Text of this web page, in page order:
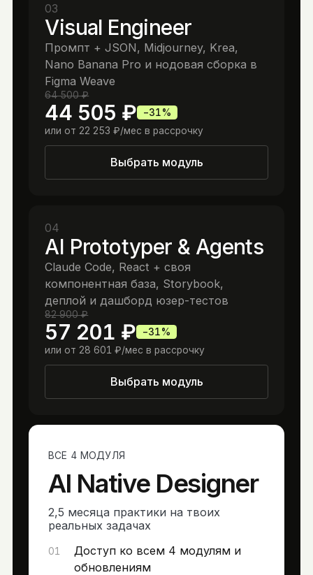
03
Visual Engineer
Промпт + JSON, Midjourney, Krea,
Nano Banana Pro и нодовая сборка в
Figma Weave
64 500 ₽
44 505 ₽ −31%
или от 22 253 ₽/мес в рассрочку
Выбрать модуль
04
AI Prototyper & Agents
Claude Code, React + своя
компонентная база, Storybook,
деплой и дашборд юзер-тестов
82 900 ₽
57 201 ₽ −31%
или от 28 601 ₽/мес в рассрочку
Выбрать модуль
ВСЕ 4 МОДУЛЯ
AI Native Designer
2,5 месяца практики на твоих
реальных задачах
01
Доступ ко всем 4 модулям и
обновлениям